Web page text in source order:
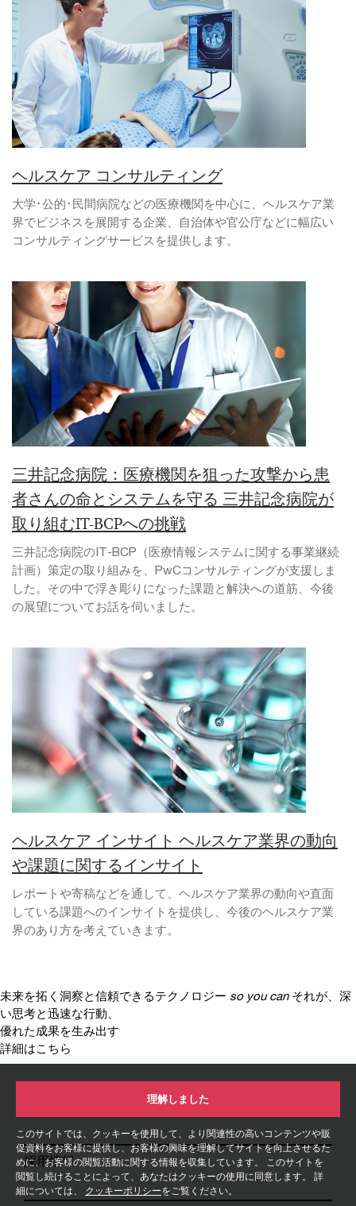
このサイトでは、クッキーを使用して、より関連性の高いコンテンツや販
促資料をお客様に提供し、お客様の興味を理解してサイトを向上させるた
めに、お客様の閲覧活動に関する情報を収集しています。 このサイトを
閲覧し続けることによって、あなたはクッキーの使用に同意します。 詳
細については、 クッキーポリシーをご覧ください。
理解しました
ヘルスケア コンサルティング
大学･公的･民間病院などの医療機関を中心に、ヘルスケア業
界でビジネスを展開する企業、自治体や官公庁などに幅広い
コンサルティングサービスを提供します。
三井記念病院：医療機関を狙った攻撃から患
者さんの命とシステムを守る 三井記念病院が
取り組むIT-BCPへの挑戦
三井記念病院のIT-BCP（医療情報システムに関する事業継続
計画）策定の取り組みを、PwCコンサルティングが支援しま
した。その中で浮き彫りになった課題と解決への道筋、今後
の展望についてお話を伺いました。
ヘルスケア インサイト ヘルスケア業界の動向
や課題に関するインサイト
レポートや寄稿などを通して、ヘルスケア業界の動向や直面
している課題へのインサイトを提供し、今後のヘルスケア業
界のあり方を考えていきます。
未来を拓く洞察と信頼できるテクノロジー so you can それが、深
い思考と迅速な行動、
優れた成果を生み出す
詳細はこちら
採用情報